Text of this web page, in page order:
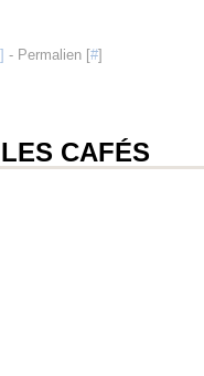
] - Permalien [#]
CAFÉS